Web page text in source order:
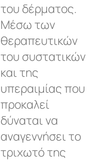
του δέρματος.
Μέσω των
θεραπευτικών
του συστατικών
και της
υπεραιμίας που
προκαλεί
δύναται να
αναγεννήσει το
τριχωτό της